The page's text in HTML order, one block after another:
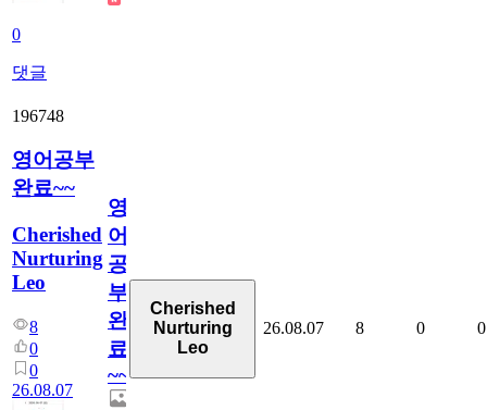
0
댓글
196748
영어공부
완료~~
Cherished
Nurturing
Leo
8
0
0
26.08.07
영
어
공
부
완
료
~~
Cherished
Nurturing
Leo
26.08.07 8 0 0